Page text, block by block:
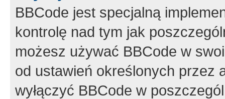
BBCode jest specjalną
kontrolę nad tym jak
możesz używać BBCode w
od ustawień określonych przez
wyłączyć BBCode w